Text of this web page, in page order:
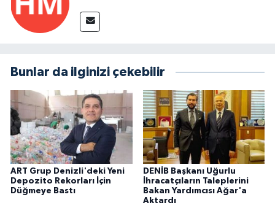
Bunlar da ilginizi çekebilir
ART Grup Denizli'deki Yeni
Depozito Rekorları İçin
Düğmeye Bastı
DENİB Başkanı Uğurlu
İhracatçıların Taleplerini
Bakan Yardımcısı Ağar'a
Aktardı